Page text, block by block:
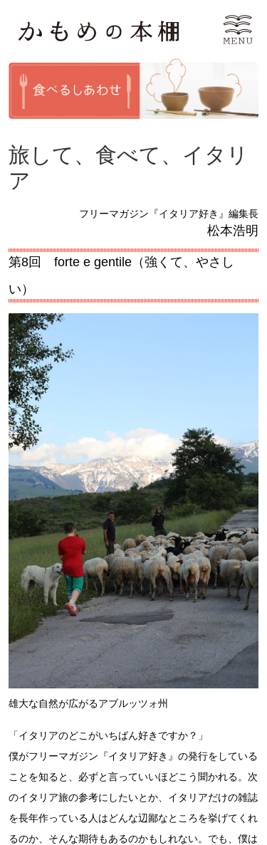
旅して、食べて、イタリ
ア
フリーマガジン『イタリア好き』編集長
松本浩明
第8回 forte e gentile（強くて、やさし
い）
雄大な自然が広がるアブルッツォ州
「イタリアのどこがいちばん好きですか？」
僕がフリーマガジン『イタリア好き』の発行をしている
ことを知ると、必ずと言っていいほどこう聞かれる。次
のイタリア旅の参考にしたいとか、イタリアだけの雑誌
を長年作っている人はどんな辺鄙なところを挙げてくれ
るのか、そんな期待もあるのかもしれない。でも、僕は